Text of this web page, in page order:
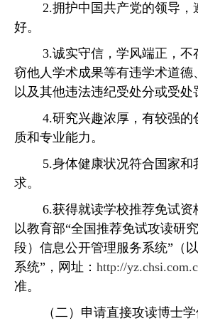
2.拥护中国共产党的领导，
好。
3.诚实守信，学风端正，不
窃他人学术成果等有违学术道德
以及其他违法违纪受处分或受处
4.研究兴趣浓厚，有较强的
质和专业能力。
5.身体健康状况符合国家
求。
6.获得就读学校推荐免试资
以教育部“全国推荐免试攻读研
段）信息公开管理服务系统”（
系统”，网址： http://
准。
（二）申请直接攻读博士